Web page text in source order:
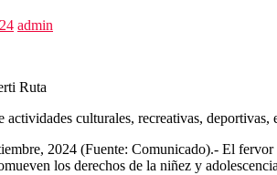
admin
Ruta
culturales, recreativas, deportivas,
2024 (Fuente: Comunicado).- El
los derechos de la niñez y